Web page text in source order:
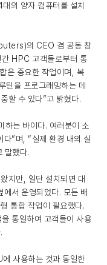
의 양자 컴퓨터를 설치
의 CEO 겸 공동 창
HPC 고객들로부터 통
은 중요한 작업이며, 복
틴을 프로그래밍하는 데
할 수 있다”고 밝혔다.
하는 바이다. 여러분이 소
”며, “실제 환경 내의 실
말했다.
지만, 일단 설치되면 대
서 운영되었다. 모든 배
통합 작업이 필요했다.
통일하여 고객들이 사용
사용하는 것과 동일한